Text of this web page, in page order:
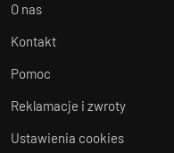
O nas
Kontakt
Pomoc
Reklamacje i zwroty
Ustawienia cookies